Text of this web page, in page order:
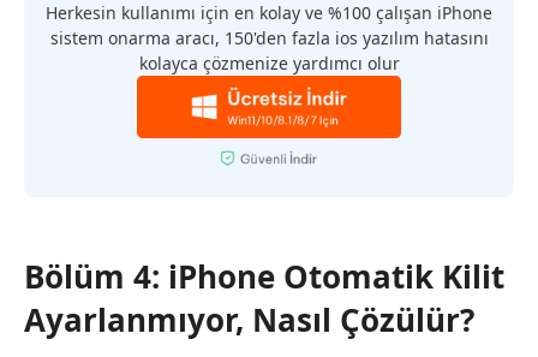
Herkesin kullanımı için en kolay ve %100 çalışan iPhone
sistem onarma aracı, 150'den fazla ios yazılım hatasını
kolayca çözmenize yardımcı olur
Bölüm 4: iPhone Otomatik Kilit
Ayarlanmıyor, Nasıl Çözülür?